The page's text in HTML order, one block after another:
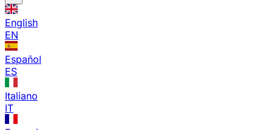
English
EN
Español
ES
Italiano
IT